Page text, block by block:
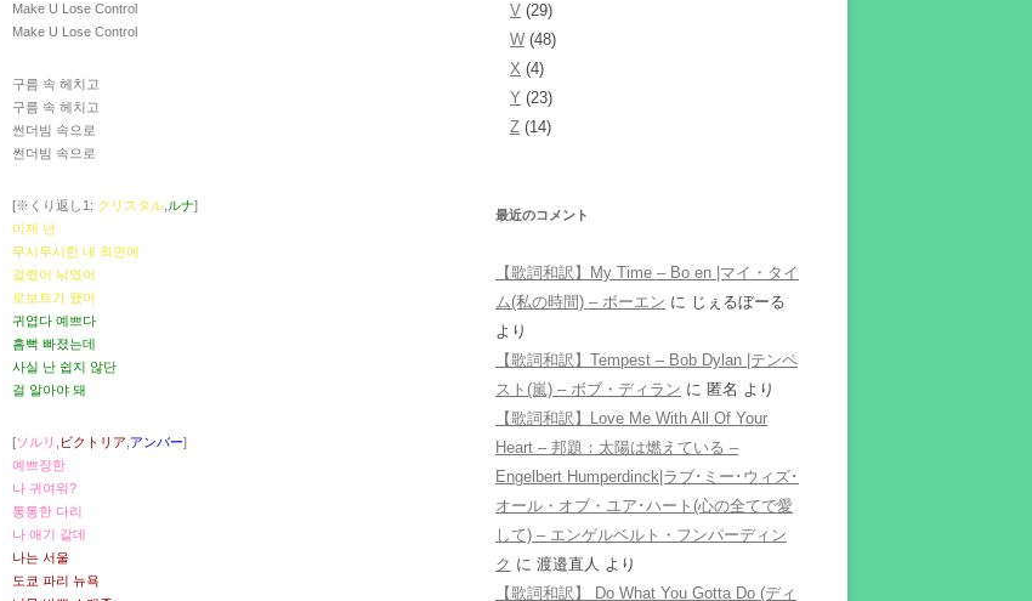
Make U Lose Control
Make U Lose Control
구름 속 헤치고
구름 속 헤치고
썬더빔 속으로
썬더빔 속으로
[※くり返し1: クリスタル ルナ]
이제 넌
무시무시한 내 최면에
걸렸어 낚였어
로보트가 됐어
귀엽다 예쁘다
흠뻑 빠졌는데
사실 난 쉽지 않단
걸 알아야 돼
[ソルリ ビクトリア アンバー]
예쁘장한
나 귀여워?
통통한 다리
나 애기 같데
나는 서울
도쿄 파리 뉴욕
V (29)
W (48)
X (4)
Y (23)
Z (14)
最近のコメント
【歌詞和訳】My Time – Bo en |マイ・タイ
ム(私の時間) – ボーエン に じぇるぼーる
より
【歌詞和訳】Tempest – Bob Dylan |テンペ
スト(嵐) – ボブ・ディラン に 匿名 より
【歌詞和訳】Love Me With All Of Your
Heart – 邦題：太陽は燃えている –
Engelbert Humperdinck|ラブ･ミー･ウィズ･
オール・オブ・ユア･ハート(心の全てで愛
して) – エンゲルベルト・フンパーディン
ク に 渡邉直人 より
【歌詞和訳】 Do What You Gotta Do (ディ